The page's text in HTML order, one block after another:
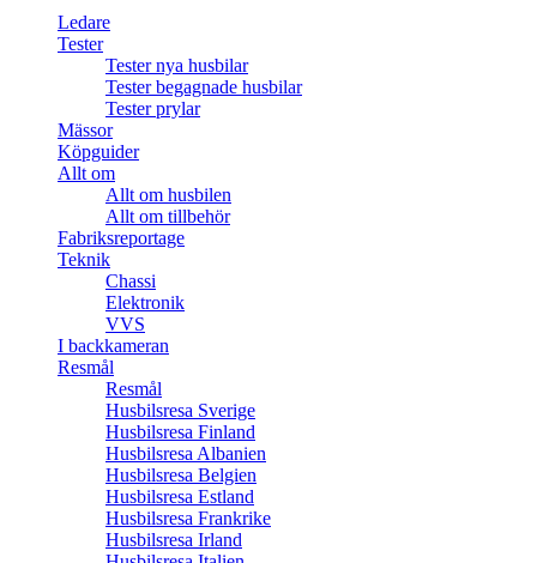
Ledare
Tester
Tester nya husbilar
Tester begagnade husbilar
Tester prylar
Mässor
Köpguider
Allt om
Allt om husbilen
Allt om tillbehör
Fabriksreportage
Teknik
Chassi
Elektronik
VVS
I backkameran
Resmål
Resmål
Husbilsresa Sverige
Husbilsresa Finland
Husbilsresa Albanien
Husbilsresa Belgien
Husbilsresa Estland
Husbilsresa Frankrike
Husbilsresa Irland